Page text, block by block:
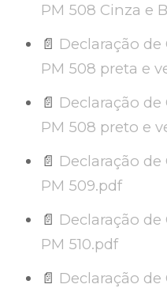
PM 508 Cinza e
📄 Declaração
PM 508 preta e
📄 Declaração
PM 508 preto e
📄 Declaração
PM 509.pdf
📄 Declaração
PM 510.pdf
📄 Declaração